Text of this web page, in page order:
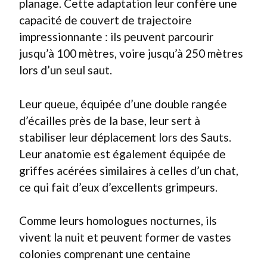
planage. Cette adaptation leur confère une
capacité de couvert de trajectoire
impressionnante : ils peuvent parcourir
jusqu’à 100 mètres, voire jusqu’à 250 mètres
lors d’un seul saut.
Leur queue, équipée d’une double rangée
d’écailles près de la base, leur sert à
stabiliser leur déplacement lors des Sauts.
Leur anatomie est également équipée de
griffes acérées similaires à celles d’un chat,
ce qui fait d’eux d’excellents grimpeurs.
Comme leurs homologues nocturnes, ils
vivent la nuit et peuvent former de vastes
colonies comprenant une centaine